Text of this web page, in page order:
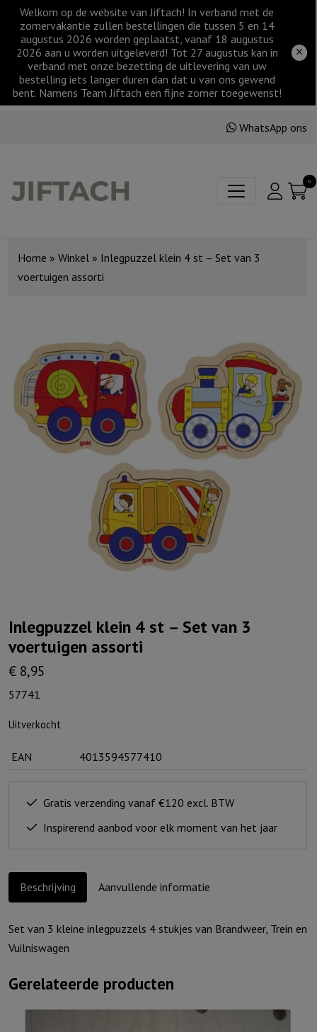
Welkom op de website van Jiftach! In verband met de
zomervakantie zullen bestellingen die tussen 5 en 14
augustus 2026 worden geplaatst, vanaf 18 augustus
2026 aan u worden uitgeleverd! Tot 27 augustus kan in
verband met onze bezetting de uitlevering van uw
bestelling iets langer duren dan dat u van ons gewend
bent. Namens Team Jiftach een fijne zomer toegewenst!
WhatsApp ons
0
Home » Winkel » Inlegpuzzel klein 4 st – Set van 3
voertuigen assorti
Inlegpuzzel klein 4 st – Set van 3
voertuigen assorti
€ 8,95
57741
Uitverkocht
EAN 4013594577410
Gratis verzending vanaf €120 excl. BTW
Inspirerend aanbod voor elk moment van het jaar
Beschrijving Aanvullende informatie
Set van 3 kleine inlegpuzzels 4 stukjes van Brandweer, Trein en
Vuilniswagen
Gerelateerde producten